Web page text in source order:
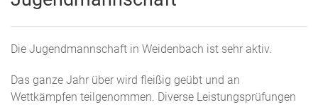
Die Jugendmannschaft in Weidenbach ist sehr aktiv.
Das ganze Jahr über wird fleißig geübt und an
Wettkämpfen teilgenommen. Diverse Leistungsprüfungen